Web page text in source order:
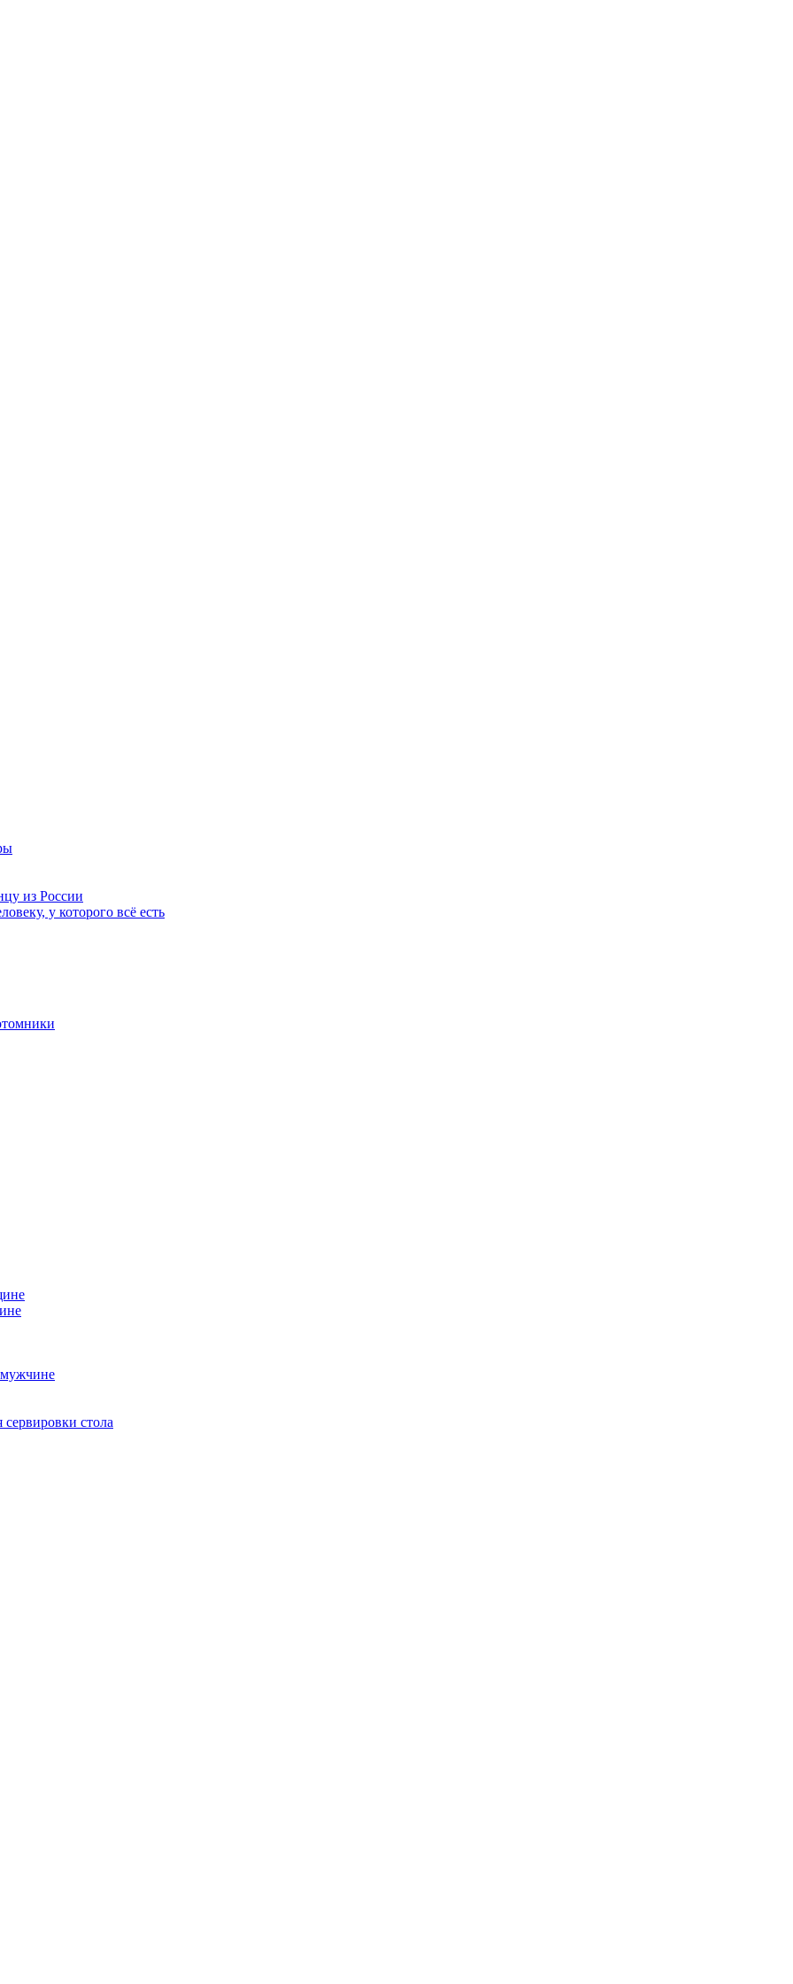
из России
у которого всё есть
стола